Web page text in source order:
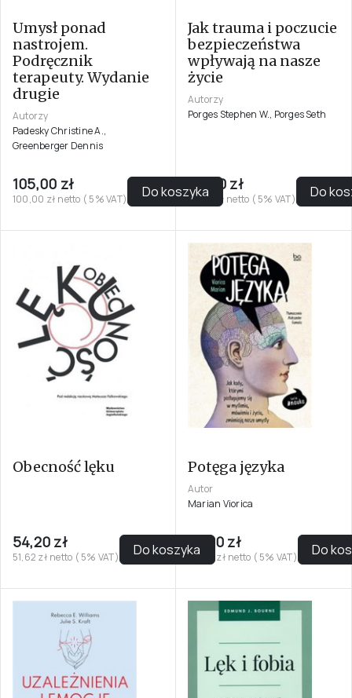
Umysł ponad
nastrojem.
Podręcznik
terapeuty. Wydanie
drugie
Autorzy
Padesky Christine A.,
Greenberger Dennis
105,00 zł
100,00 zł netto ( 5% VAT) Do koszyka
Jak trauma i poczucie
bezpieczeństwa
wpływają na nasze
życie
Autorzy
Porges Stephen W., Porges Seth
56,00 zł
53,33 zł netto ( 5% VAT) Do
Obecność lęku
54,20 zł
51,62 zł netto ( 5% VAT) Do koszyka
Potęga języka
Autor
Marian Viorica
74,00 zł
70,48 zł netto ( 5% VAT) Do